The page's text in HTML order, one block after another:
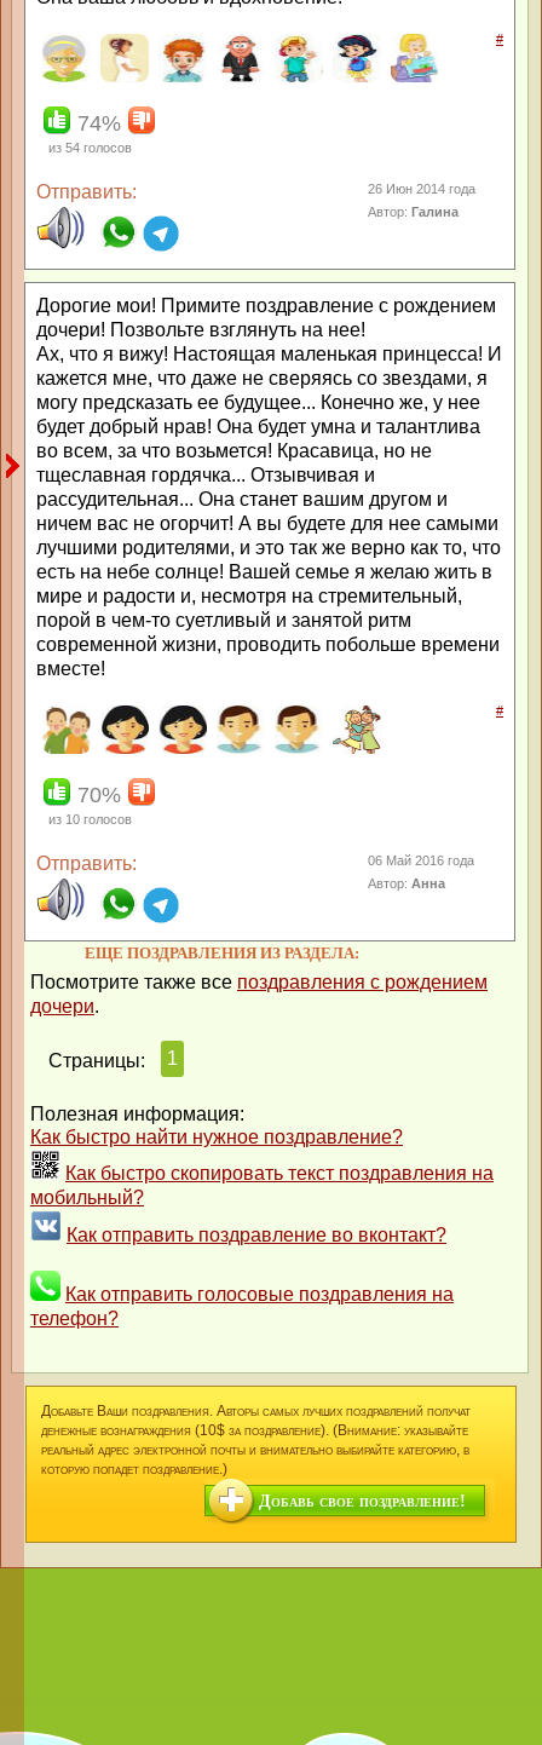
#
74%
из 54 голосов
Отправить:
26 Июн 2014 года
Автор:Галина
Дорогие мои! Примите поздравление с рождением
дочери! Позвольте взглянуть на нее!
Ах, что я вижу! Настоящая маленькая принцесса! И
кажется мне, что даже не сверяясь со звездами, я
могу предсказать ее будущее... Конечно же, у нее
будет добрый нрав! Она будет умна и талантлива
во всем, за что возьмется! Красавица, но не
тщеславная гордячка... Отзывчивая и
рассудительная... Она станет вашим другом и
ничем вас не огорчит! А вы будете для нее самыми
лучшими родителями, и это так же верно как то, что
есть на небе солнце! Вашей семье я желаю жить в
мире и радости и, несмотря на стремительный,
порой в чем-то суетливый и занятой ритм
современной жизни, проводить побольше времени
вместе!
#
70%
из 10 голосов
Отправить:
06 Май 2016 года
Автор:Анна
ЕЩЕ ПОЗДРАВЛЕНИЯ ИЗ РАЗДЕЛА:
Посмотрите также все поздравления с рождением
дочери.
Страницы: 1
Полезная информация:
Как быстро найти нужное поздравление?
Как быстро скопировать текст поздравления на
мобильный?
Как отправить поздравление во вконтакт?
Как отправить голосовые поздравления на
телефон?
Добавьте Ваши поздравления. Авторы самых лучших поздравлений получат
денежные вознаграждения (10$ за поздравление). (Внимание: указывайте
реальный адрес электронной почты и внимательно выбирайте категорию, в
которую попадет поздравление.)
Добавь свое поздравление!